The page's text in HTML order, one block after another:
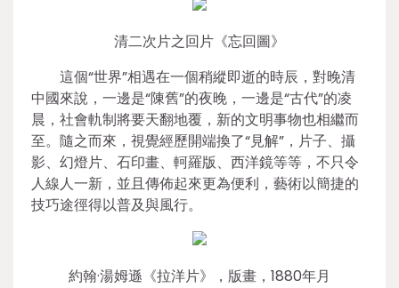
清二次片之回片《忘回圖》
這個“世界”相遇在一個稍縱即逝的時辰，對晚清
中國來說，一邊是“陳舊”的夜晚，一邊是“古代”的凌
晨，社會軌制將要天翻地覆，新的文明事物也相繼而
至。隨之而來，視覺經歷開端換了“見解”，片子、攝
影、幻燈片、石印畫、軻羅版、西洋鏡等等，不只令
人線人一新，並且傳佈起來更為便利，藝術以簡捷的
技巧途徑得以普及與風行。
約翰·湯姆遜《拉洋片》，版畫，1880年月